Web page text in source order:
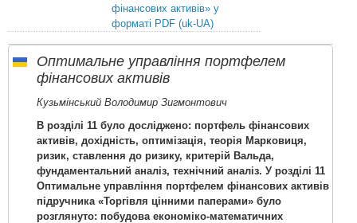
фінансових активів» у
форматі PDF (uk-UA)
Оптимальне управління портфелем
фінансових активів
Кузьмінський Володимир Зигмонтович
В розділі 11 було досліджено: портфель фінансових
активів, дохідність, оптимізація, теорія Марковиця,
ризик, ставлення до ризику, критерій Вальда,
фундаментальний аналіз, технічний аналіз. У розділі 11
Оптимальне управління портфелем фінансових активів
підручника «Торгівля цінними паперами» було
розглянуто: побудова економіко-математичних